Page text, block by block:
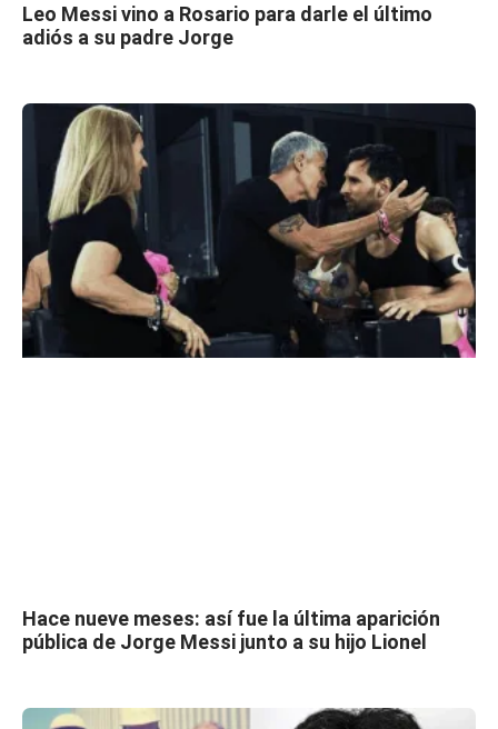
Leo Messi vino a Rosario para darle el último
adiós a su padre Jorge
Hace nueve meses: así fue la última aparición
pública de Jorge Messi junto a su hijo Lionel